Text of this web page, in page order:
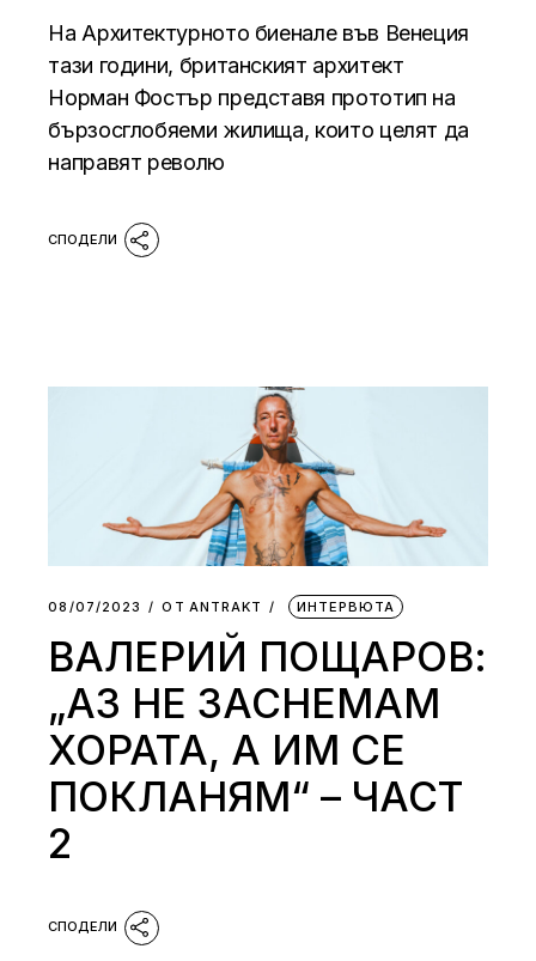
На Архитектурното биенале във Венеция
тази години, британският архитект
Норман Фостър представя прототип на
бързосглобяеми жилища, които целят да
направят револю
08/07/2023 ОТ АNTRAKT ИНТЕРВЮТА
ВАЛЕРИЙ ПОЩАРОВ:
„АЗ НЕ ЗАСНЕМАМ
ХОРАТА, А ИМ СЕ
ПОКЛАНЯМ“ – ЧАСТ
2